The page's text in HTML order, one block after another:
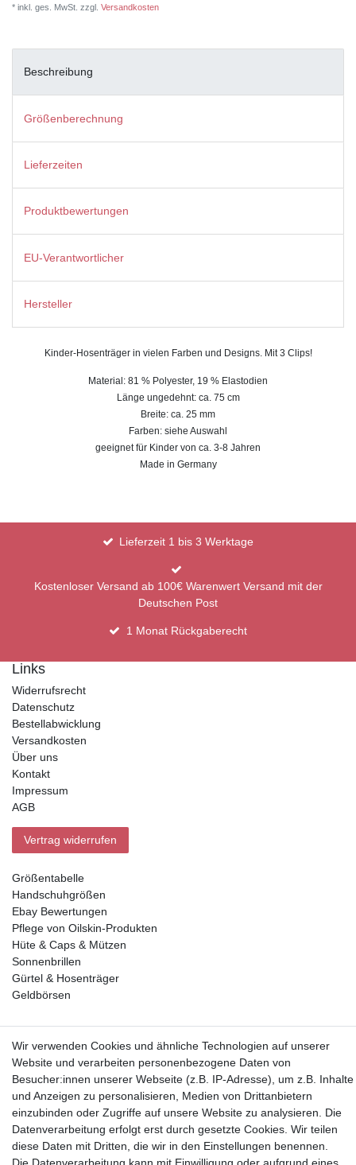
* inkl. ges. MwSt. zzgl. Versandkosten
Beschreibung
Größenberechnung
Lieferzeiten
Produktbewertungen
EU-Verantwortlicher
Hersteller
Kinder-Hosenträger in vielen Farben und Designs. Mit 3 Clips!
Material: 81 % Polyester, 19 % Elastodien
Länge ungedehnt: ca. 75 cm
Breite: ca. 25 mm
Farben: siehe Auswahl
geeignet für Kinder von ca. 3-8 Jahren
Made in Germany
Lieferzeit 1 bis 3 Werktage
Kostenloser Versand ab 100€ Warenwert Versand mit der
Deutschen Post
1 Monat Rückgaberecht
Links
Widerrufsrecht
Datenschutz
Bestellabwicklung
Versandkosten
Über uns
Kontakt
Impressum
AGB
Vertrag widerrufen
Größentabelle
Handschuhgrößen
Ebay Bewertungen
Pflege von Oilskin-Produkten
Hüte & Caps & Mützen
Sonnenbrillen
Gürtel & Hosenträger
Geldbörsen
Partner
Wir verwenden Cookies und ähnliche Technologien auf unserer
Website und verarbeiten personenbezogene Daten von
Besucher:innen unserer Webseite (z.B. IP-Adresse), um z.B. Inhalte
und Anzeigen zu personalisieren, Medien von Drittanbietern
einzubinden oder Zugriffe auf unsere Website zu analysieren. Die
Datenverarbeitung erfolgt erst durch gesetzte Cookies. Wir teilen
diese Daten mit Dritten, die wir in den Einstellungen benennen.